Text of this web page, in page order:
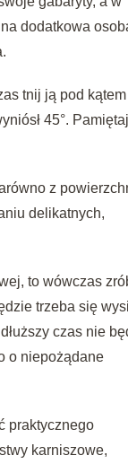
dodatkowa
tnij ją pod kątem
45°.
z
delikatnych,
to wówczas
trzeba się
czas nie
o niepożądane
praktycznego
karniszowe,